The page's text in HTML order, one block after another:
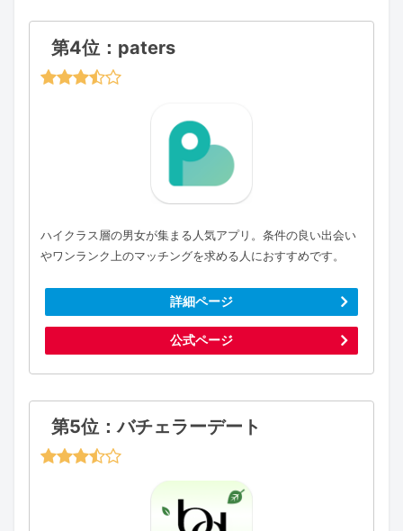
第4位：paters
ハイクラス層の男女が集まる人気アプリ。条件の良い出会い
やワンランク上のマッチングを求める人におすすめです。
詳細ページ
公式ページ
第5位：バチェラーデート